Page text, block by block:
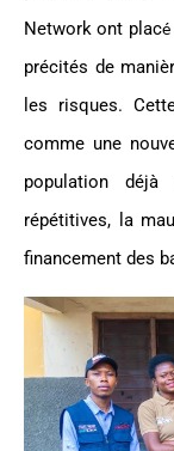
Network ont placé
précités de
les risques.
comme une
population
répétitives, la
financement des